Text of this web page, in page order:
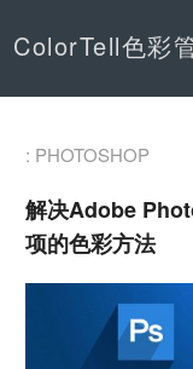
ColorTell色彩
: PHOTOSHOP
解决Adobe
项的色彩方法